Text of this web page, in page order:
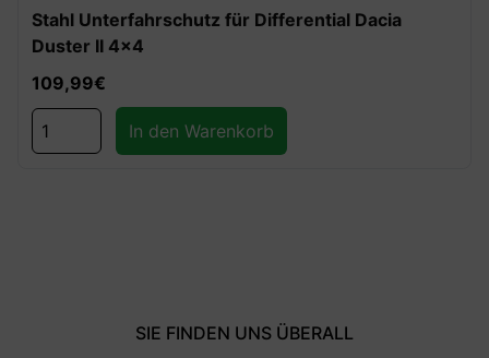
Stahl Unterfahrschutz für Differential Dacia
Duster II 4×4
109,99€
In den Warenkorb
SIE FINDEN UNS ÜBERALL